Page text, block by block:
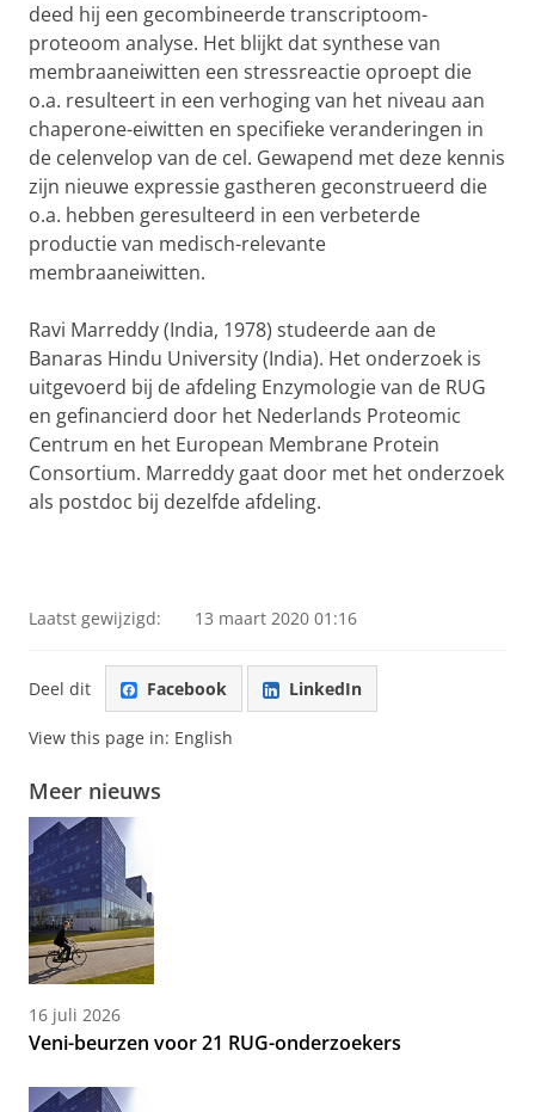
deed hij een gecombineerde transcriptoom-
proteoom analyse. Het blijkt dat synthese van
membraaneiwitten een stressreactie oproept die
o.a. resulteert in een verhoging van het niveau aan
chaperone-eiwitten en specifieke veranderingen in
de celenvelop van de cel. Gewapend met deze kennis
zijn nieuwe expressie gastheren geconstrueerd die
o.a. hebben geresulteerd in een verbeterde
productie van medisch-relevante
membraaneiwitten.
Ravi Marreddy (India, 1978) studeerde aan de
Banaras Hindu University (India). Het onderzoek is
uitgevoerd bij de afdeling Enzymologie van de RUG
en gefinancierd door het Nederlands Proteomic
Centrum en het European Membrane Protein
Consortium. Marreddy gaat door met het onderzoek
als postdoc bij dezelfde afdeling.
Laatst gewijzigd: 13 maart 2020 01:16
Deel dit Facebook LinkedIn
View this page in: English
Meer nieuws
16 juli 2026
Veni-beurzen voor 21 RUG-onderzoekers